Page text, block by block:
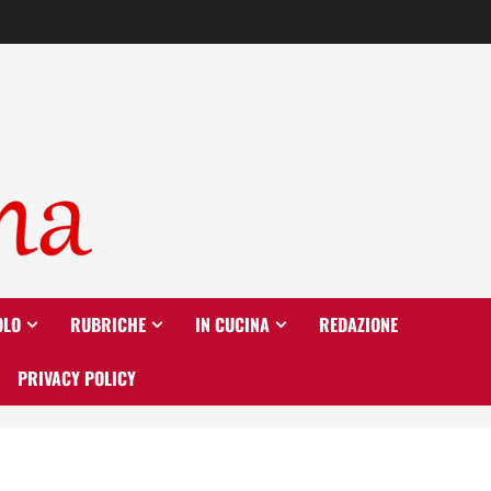
RUBRICHE IN CUCINA REDAZIONE
PRIVACY POLICY